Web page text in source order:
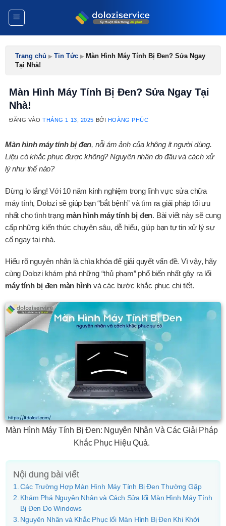
Trang chủ ▸ Tin Tức ▸ Màn Hình Máy Tính Bị Đen? Sửa Ngay
Tại Nhà!
Màn Hình Máy Tính Bị Đen? Sửa Ngay Tại
Nhà!
ĐĂNG VÀOTHÁNG 1 13, 2025 BỞI HOÀNG PHÚC
Màn hình máy tính bị đen, nỗi ám ảnh của không ít người dùng.
Liệu có khắc phục được không? Nguyên nhân do đâu và cách xử
lý như thế nào?
Đừng lo lắng! Với 10 năm kinh nghiệm trong lĩnh vực sửa chữa
máy tính, Dolozi sẽ giúp bạn “bắt bệnh” và tìm ra giải pháp tối ưu
nhất cho tình trạng màn hình máy tính bị đen. Bài viết này sẽ cung
cấp những kiến thức chuyên sâu, dễ hiểu, giúp bạn tự tin xử lý sự
cố ngay tại nhà.
Hiểu rõ nguyên nhân là chìa khóa để giải quyết vấn đề. Vì vậy, hãy
cùng Dolozi khám phá những “thủ phạm” phổ biến nhất gây ra lổi
máy tính bị đen màn hình và các bước khắc phục chi tiết.
Màn Hình Máy Tính Bị Đen: Nguyên Nhân Và Các Giải Pháp
Khắc Phục Hiệu Quả.
Nội dung bài viết
Các Trường Hợp Màn Hình Máy Tính Bị Đen Thường Gặp
Khám Phá Nguyên Nhân và Cách Sửa lổi Màn Hình Máy Tính
Bị Đen Do Windows
Nguyên Nhân và Khắc Phục lổi Màn Hình Bị Đen Khi Khởi